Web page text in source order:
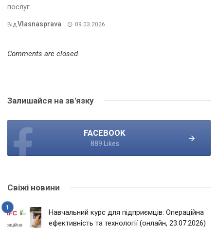
послуг. ...
Від Vlasnasprava 09.03.2026
Comments are closed.
Залишайся на зв'язку
FACEBOOK
889 Likes
Свіжі новини
Навчальний курс для підприємців: Операційна
ефективність та технології (онлайн, 23.07.2026)